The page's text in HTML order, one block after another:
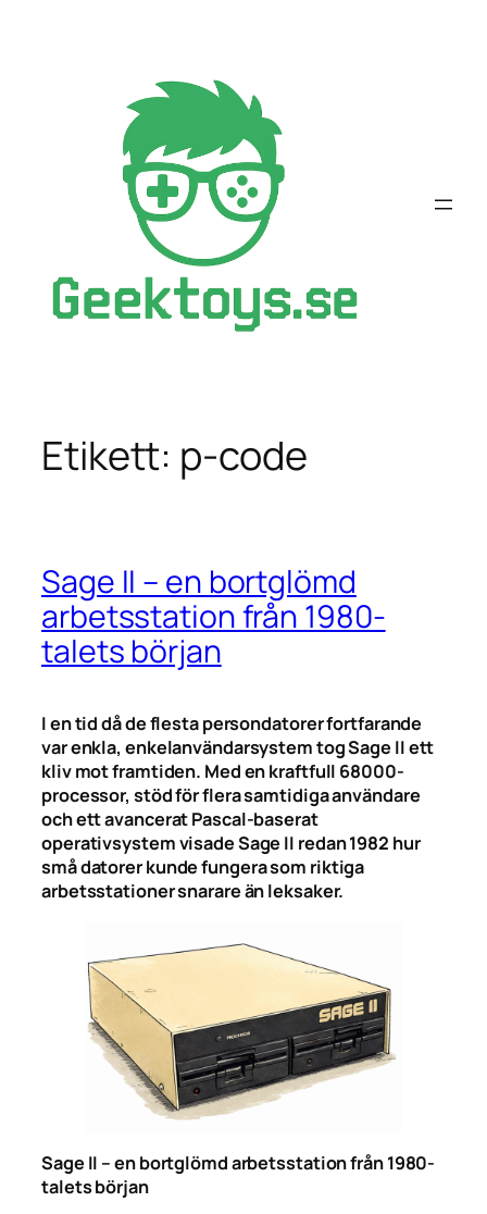
Etikett: p-code
Sage II – en bortglömd
arbetsstation från 1980-
talets början
I en tid då de flesta persondatorer fortfarande
var enkla, enkelanvändarsystem tog Sage II ett
kliv mot framtiden. Med en kraftfull 68000-
processor, stöd för flera samtidiga användare
och ett avancerat Pascal-baserat
operativsystem visade Sage II redan 1982 hur
små datorer kunde fungera som riktiga
arbetsstationer snarare än leksaker.
Sage II – en bortglömd arbetsstation från 1980-
talets början